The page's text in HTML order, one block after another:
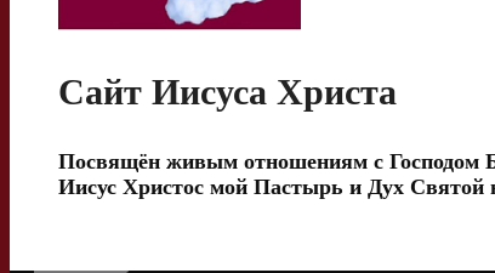
Сайт Иисуса Христа
Посвящён живым отношениям с Господом
Иисус Христос мой Пастырь и Дух Святой